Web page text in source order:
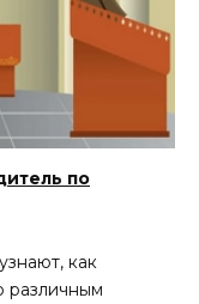
по
как
различным